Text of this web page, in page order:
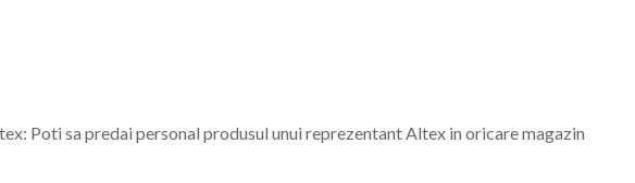
Poti sa predai personal produsul unui reprezentant Altex in oricare magazin